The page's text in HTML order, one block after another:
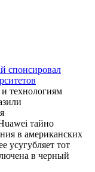
спонсировал
технологиям
тайно
в американских
усугубляет тот
в черный